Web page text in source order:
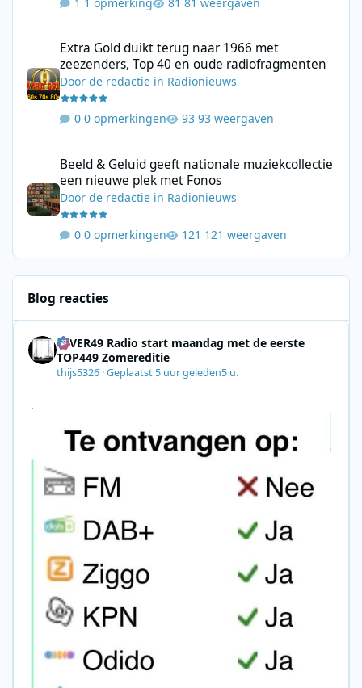
Extra Gold duikt terug naar 1966 met
zeezenders, Top 40 en oude radiofragmenten
Doorde redactie in Radionieuws
0 opmerkingen 93 weergaven
Beeld & Geluid geeft nationale muziekcollectie
een nieuwe plek met Fonos
Doorde redactie in Radionieuws
0 opmerkingen 121 weergaven
Blog reacties
4EVER49 Radio start maandag met de eerste
TOP449 Zomereditie
thijs5326 ·Geplaatst 5 uur geleden5 u.
.